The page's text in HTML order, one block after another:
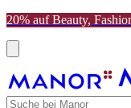
20% auf Beauty,